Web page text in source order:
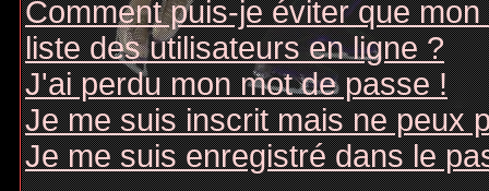
Comment puis-je éviter que
liste des utilisateurs en ligne ?
J'ai perdu mon mot de passe !
Je me suis inscrit mais ne peux
Je me suis enregistré dans le